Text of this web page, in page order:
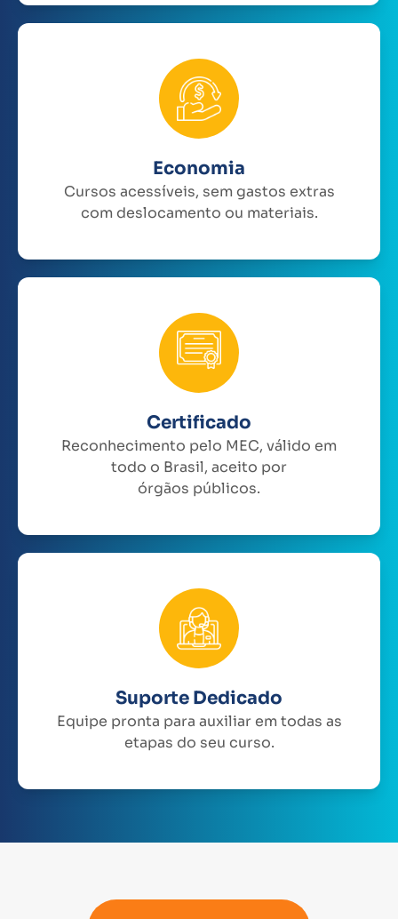
Economia
Cursos acessíveis, sem gastos extras
com deslocamento ou materiais.
Certificado
Reconhecimento pelo MEC, válido em
todo o Brasil, aceito por
órgãos públicos.
Suporte Dedicado
Equipe pronta para auxiliar em todas as
etapas do seu curso.